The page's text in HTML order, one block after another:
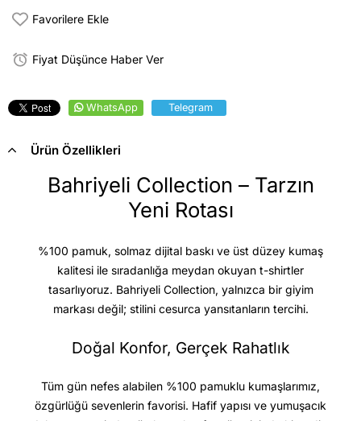
Favorilere Ekle
Fiyat Düşünce Haber Ver
WhatsApp Telegram
Ürün Özellikleri
Bahriyeli Collection – Tarzın
Yeni Rotası
%100 pamuk, solmaz dijital baskı ve üst düzey kumaş
kalitesi ile sıradanlığa meydan okuyan t-shirtler
tasarlıyoruz. Bahriyeli Collection, yalnızca bir giyim
markası değil; stilini cesurca yansıtanların tercihi.
Doğal Konfor, Gerçek Rahatlık
Tüm gün nefes alabilen %100 pamuklu kumaşlarımız,
özgürlüğü sevenlerin favorisi. Hafif yapısı ve yumuşacık